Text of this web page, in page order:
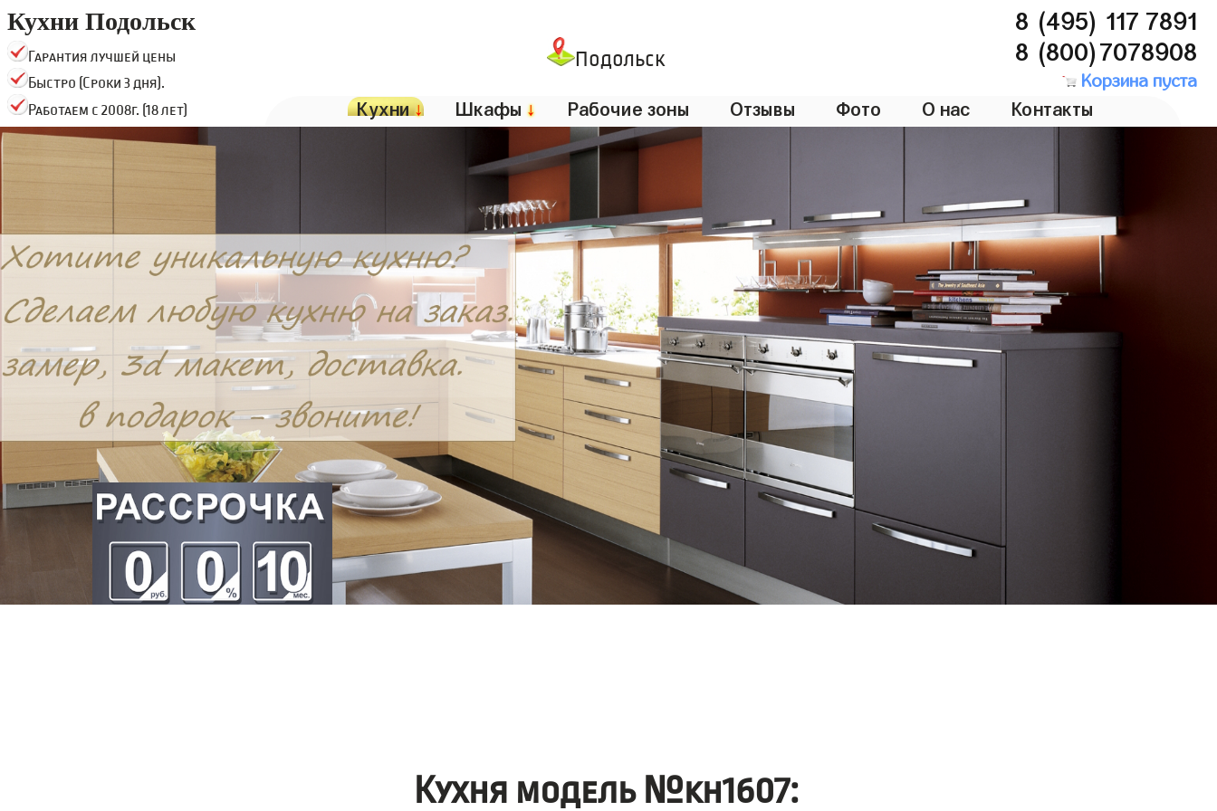
Кухни Подольск
Гарантия лучшей цены
Быстро (Сроки 3 дня).
Работаем с 2008г. (18 лет)
Подольск
8 (495) 117 7891
8 (800)7078908
Корзина пуста
Кухни↓ Шкафы ↓ Рабочие зоны Отзывы Фото О нас Контакты
Кухня модель №kh1607: